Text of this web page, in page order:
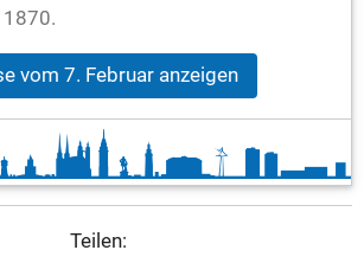
1870.
vom 7. Februar anzeigen
Teilen: